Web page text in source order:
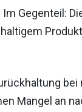
Gegenteil:
Mangel an